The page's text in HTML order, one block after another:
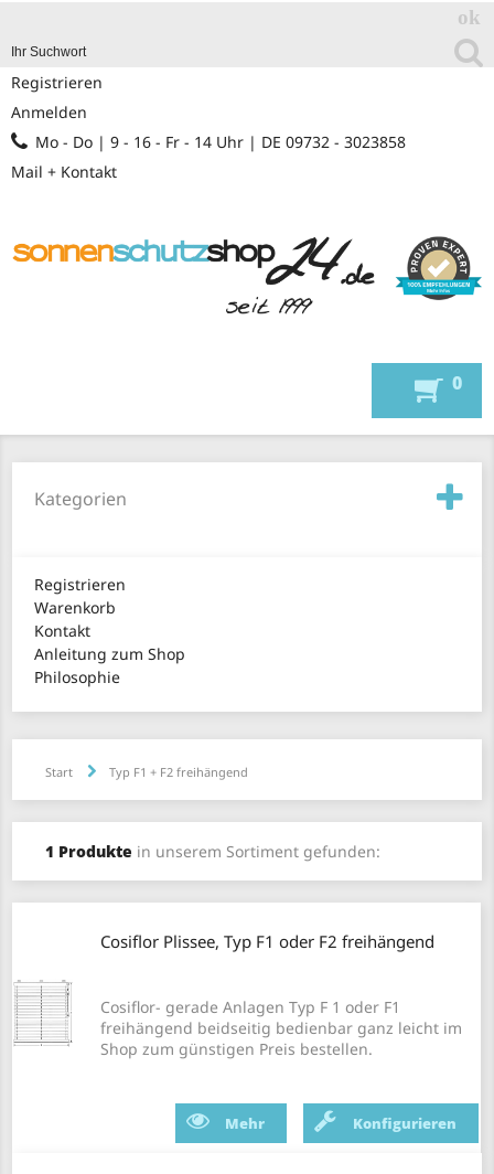
Registrieren
Anmelden
Mo - Do | 9 - 16 - Fr - 14 Uhr | DE 09732 - 3023858
Mail + Kontakt
0
Kategorien
Registrieren
Warenkorb
Kontakt
Anleitung zum Shop
Philosophie
Start Typ F1 + F2 freihängend
1 Produkte in unserem Sortiment gefunden:
Cosiflor Plissee, Typ F1 oder F2 freihängend
Cosiflor- gerade Anlagen Typ F 1 oder F1
freihängend beidseitig bedienbar ganz leicht im
Shop zum günstigen Preis bestellen.
Mehr Konfigurieren